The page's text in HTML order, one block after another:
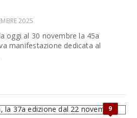
2025
oggi al 30 novembre la 45a
manifestazione dedicata al
9